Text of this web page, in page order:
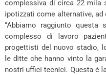
complessiva di circa 22 mila
ipotizzati come alternative,
“Abbiamo raggiunto
complesso di lavoro
progettisti del nuovo stadio,
le ditte che hanno vinto la
nostri uffici tecnici. Questa è